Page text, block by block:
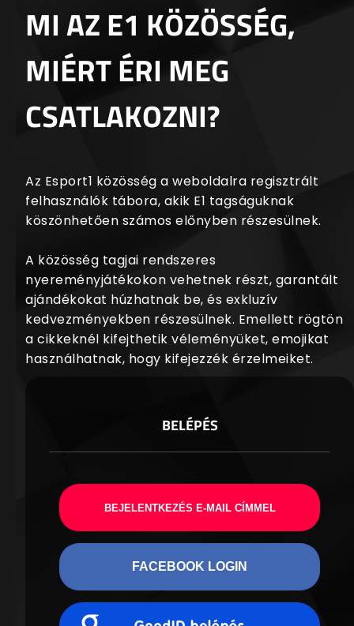
MI AZ E1 KÖZÖSSÉG,
MIÉRT ÉRI MEG
CSATLAKOZNI?
Az Esport1 közösség a weboldalra regisztrált
felhasználók tábora, akik E1 tagságuknak
köszönhetően számos előnyben részesülnek.
A közösség tagjai rendszeres
nyereményjátékokon vehetnek részt, garantált
ajándékokat húzhatnak be, és exkluzív
kedvezményekben részesülnek. Emellett rögtön
a cikkeknél kifejthetik véleményüket, emojikat
használhatnak, hogy kifejezzék érzelmeiket.
BELÉPÉS
BEJELENTKEZÉS E-MAIL CÍMMEL
FACEBOOK LOGIN